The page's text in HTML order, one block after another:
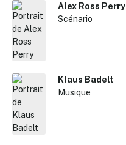
Alex Ross Perry
Scénario
Klaus Badelt
Musique